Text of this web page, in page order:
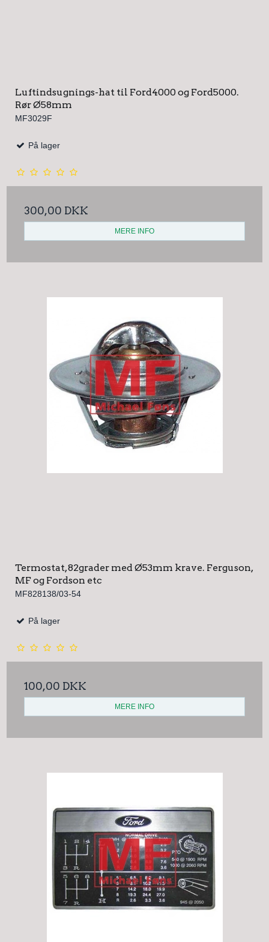
Luftindsugnings-hat til Ford4000 og Ford5000.
Rør Ø58mm
MF3029F
På lager
300,00 DKK
MERE INFO
Termostat, 82grader med Ø53mm krave. Ferguson,
MF og Fordson etc
MF828138/03-54
På lager
100,00 DKK
MERE INFO